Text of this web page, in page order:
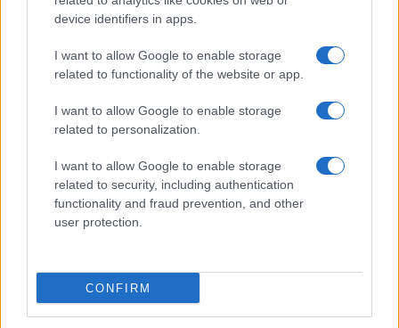
device identifiers in apps.
I want to allow Google to enable storage
related to functionality of the website or app.
I want to allow Google to enable storage
related to personalization.
I want to allow Google to enable storage
related to security, including authentication
functionality and fraud prevention, and other
user protection.
CONFIRM
NECROLOGIE
Paolo Pinna